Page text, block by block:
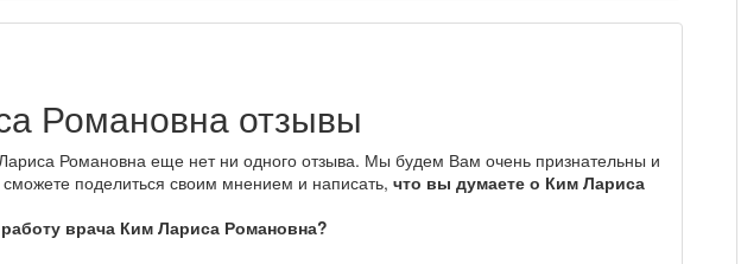
Романовна отзывы
Романовна еще нет ни одного отзыва. Мы будем Вам очень признательны и
поделиться своим мнением и написать, что вы думаете о Ким Лариса
врача Ким Лариса Романовна?